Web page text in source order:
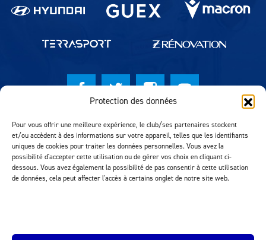
Protection des données
Pour vous offrir une meilleure expérience, le club/ses partenaires stockent
et/ou accèdent à des informations sur votre appareil, telles que les identifiants
uniques de cookies pour traiter les données personnelles. Vous avez la
possibilité d'accepter cette utilisation ou de gérer vos choix en cliquant ci-
dessous. Vous avez également la possibilité de pas consentir à cette utilisation
de données, cela peut affecter l'accès à certains onglet de notre site web.
© Lausanne Sport Football Club 2026
Réalisation MTM Agency